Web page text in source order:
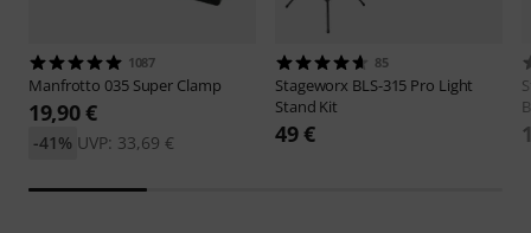
1087
Manfrotto 035 Super Clamp
19,90 €
UVP: 33,69 €
-41%
85
Stageworx BLS-315 Pro Light
Stand Kit
49 €